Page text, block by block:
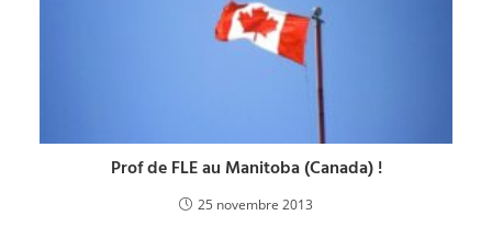
Prof de FLE au Manitoba (Canada) !
25 novembre 2013